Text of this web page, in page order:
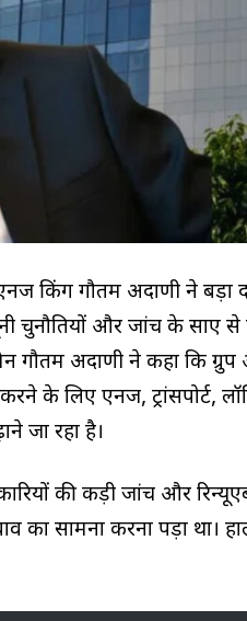
किंग गौतम अदाणी ने बड़ा
चुनौतियों और जांच के साए
गौतम अदाणी ने कहा कि
के लिए एनर्जी, ट्रांसपोर्ट,
जा रहा है।
की कड़ी जांच और
का सामना करना पड़ा था।